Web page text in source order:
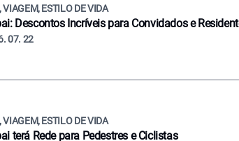
VIAGEM, ESTILO DE VIDA
Descontos Incríveis para Convidados e
07. 22
VIAGEM, ESTILO DE VIDA
terá Rede para Pedestres e Ciclistas